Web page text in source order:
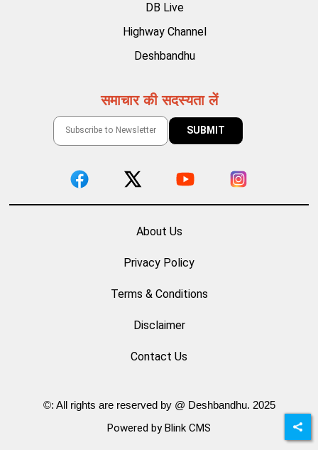
DB Live
Highway Channel
Deshbandhu
समाचार की सदस्यता लें
About Us
Privacy Policy
Terms & Conditions
Disclaimer
Contact Us
©: All rights are reserved by @ Deshbandhu. 2025
Powered by Blink CMS